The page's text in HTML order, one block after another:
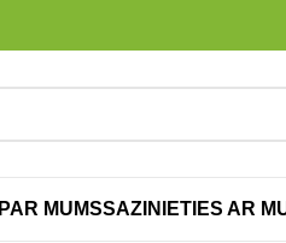
PAR MUMSSAZINIETIES AR